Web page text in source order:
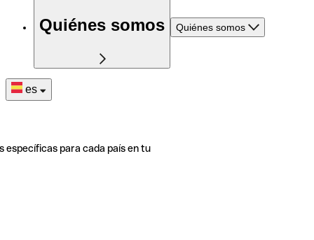
Quiénes somos Quiénes somos
es
específicas para cada país en tu